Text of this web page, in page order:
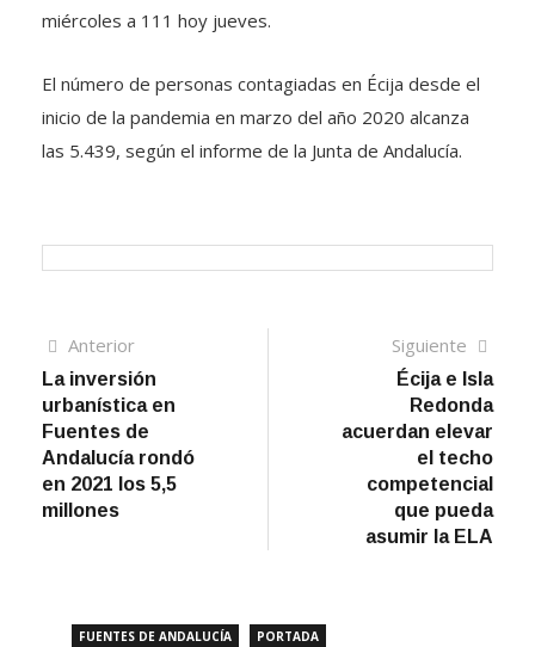
miércoles a 111 hoy jueves.
El número de personas contagiadas en Écija desde el
inicio de la pandemia en marzo del año 2020 alcanza
las 5.439, según el informe de la Junta de Andalucía.
Navegación
de
entradas
AnteriorArtículo
anterior
La inversión
urbanística en
Fuentes de
Andalucía rondó
en 2021 los 5,5
millones
Siguiente
Écija e Isla
Redonda
acuerdan elevar
el techo
competencial
que pueda
asumir la ELA
FUENTES DE ANDALUCÍA PORTADA